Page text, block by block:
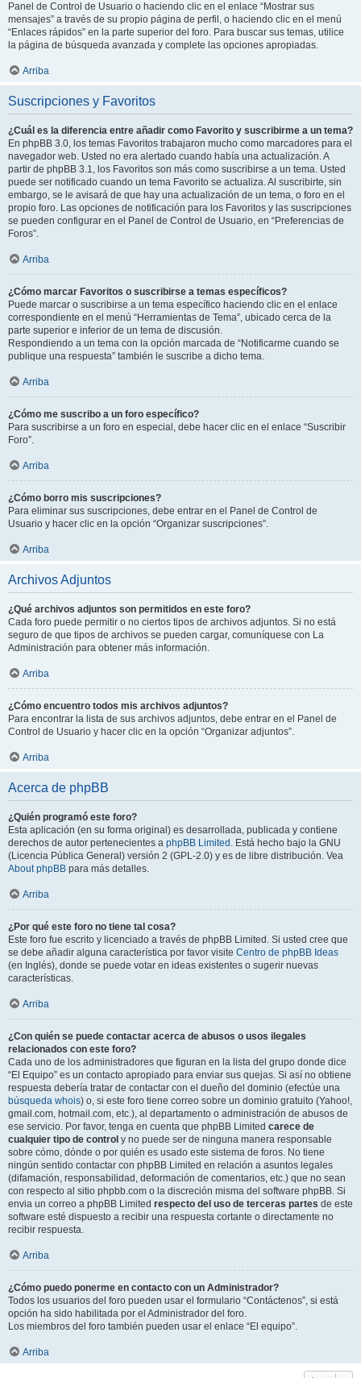
Panel de Control de Usuario o haciendo clic en el enlace “Mostrar sus
mensajes” a través de su propio página de perfil, o haciendo clic en el menú
“Enlaces rápidos” en la parte superior del foro. Para buscar sus temas, utilice
la página de búsqueda avanzada y complete las opciones apropiadas.
Arriba
Suscripciones y Favoritos
¿Cuál es la diferencia entre añadir como Favorito y suscribirme a un tema?
En phpBB 3.0, los temas Favoritos trabajaron mucho como marcadores para el
navegador web. Usted no era alertado cuando había una actualización. A
partir de phpBB 3.1, los Favoritos son más como suscribirse a un tema. Usted
puede ser notificado cuando un tema Favorito se actualiza. Al suscribirte, sin
embargo, se le avisará de que hay una actualización de un tema, o foro en el
propio foro. Las opciones de notificación para los Favoritos y las suscripciones
se pueden configurar en el Panel de Control de Usuario, en “Preferencias de
Foros”.
Arriba
¿Cómo marcar Favoritos o suscribirse a temas específicos?
Puede marcar o suscribirse a un tema específico haciendo clic en el enlace
correspondiente en el menú “Herramientas de Tema”, ubicado cerca de la
parte superior e inferior de un tema de discusión.
Respondiendo a un tema con la opción marcada de “Notificarme cuando se
publique una respuesta” también le suscribe a dicho tema.
Arriba
¿Cómo me suscribo a un foro específico?
Para suscribirse a un foro en especial, debe hacer clic en el enlace “Suscribir
Foro”.
Arriba
¿Cómo borro mis suscripciones?
Para eliminar sus suscripciones, debe entrar en el Panel de Control de
Usuario y hacer clic en la opción “Organizar suscripciones”.
Arriba
Archivos Adjuntos
¿Qué archivos adjuntos son permitidos en este foro?
Cada foro puede permitir o no ciertos tipos de archivos adjuntos. Si no está
seguro de que tipos de archivos se pueden cargar, comuníquese con La
Administración para obtener más información.
Arriba
¿Cómo encuentro todos mis archivos adjuntos?
Para encontrar la lista de sus archivos adjuntos, debe entrar en el Panel de
Control de Usuario y hacer clic en la opción “Organizar adjuntos”.
Arriba
Acerca de phpBB
¿Quién programó este foro?
Esta aplicación (en su forma original) es desarrollada, publicada y contiene
derechos de autor pertenecientes a phpBB Limited . Está hecho bajo la GNU
(Licencia Pública General) versión 2 (GPL-2.0) y es de libre distribución. Vea
About phpBB para más detalles.
Arriba
¿Por qué este foro no tiene tal cosa?
Este foro fue escrito y licenciado a través de phpBB Limited. Si usted cree que
se debe añadir alguna característica por favor visite Centro de phpBB Ideas
(en Inglés), donde se puede votar en ideas existentes o sugerir nuevas
características.
Arriba
¿Con quién se puede contactar acerca de abusos o usos ilegales
relacionados con este foro?
Cada uno de los administradores que figuran en la lista del grupo donde dice
“El Equipo” es un contacto apropiado para enviar sus quejas. Si así no obtiene
respuesta debería tratar de contactar con el dueño del dominio (efectúe una
búsqueda whois) o, si este foro tiene correo sobre un dominio gratuito (Yahoo!,
gmail.com, hotmail.com, etc.), al departamento o administración de abusos de
ese servicio. Por favor, tenga en cuenta que phpBB Limited carece de
cualquier tipo de control y no puede ser de ninguna manera responsable
sobre cómo, dónde o por quién es usado este sistema de foros. No tiene
ningún sentido contactar con phpBB Limited en relación a asuntos legales
(difamación, responsabilidad, deformación de comentarios, etc.) que no sean
con respecto al sitio phpbb.com o la discreción misma del software phpBB. Si
envia un correo a phpBB Limited respecto del uso de terceras partes de este
software esté dispuesto a recibir una respuesta cortante o directamente no
recibir respuesta.
Arriba
¿Cómo puedo ponerme en contacto con un Administrador?
Todos los usuarios del foro pueden usar el formulario “Contáctenos”, si está
opción ha sido habilitada por el Administrador del foro.
Los miembros del foro también pueden usar el enlace “El equipo”.
Arriba